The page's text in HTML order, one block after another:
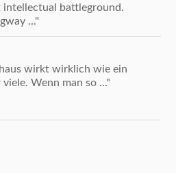
intellectual battleground.
..."
wirkt wirklich wie ein
Wenn man so ..."